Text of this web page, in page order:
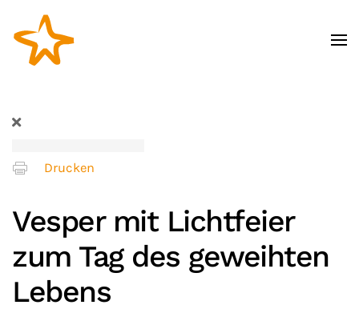
Zum Hauptinhalt springen
Drucken
Vesper mit Lichtfeier
zum Tag des geweihten
Lebens